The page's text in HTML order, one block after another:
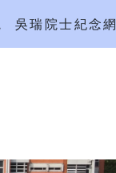
吳瑞院士紀念網